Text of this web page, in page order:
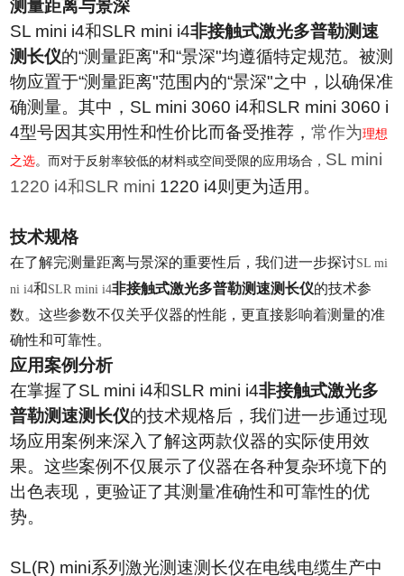
测量距离与景深
SL mini i4和SLR mini i4非接触式激光多普勒测速
测长仪的“测量距离"和“景深"均遵循特定规范。被测
物应置于“测量距离"范围内的“景深"之中，以确保准
确测量。其中， SL mini 3060 i4和SLR mini 3060 i
4型号因其实用性和性价比而备受推荐，常作为理想
之选。而对于反射率较低的材料或空间受限的应用场合， SL mini
1220 i4和SLR mini 1220 i4则更为适用。
技术规格
在了解完测量距离与景深的重要性后，我们进一步探讨SL mi
ni i4和SLR mini i4非接触式激光多普勒测速测长仪的技术参
数。这些参数不仅关乎仪器的性能，更直接影响着测量的准
确性和可靠性。
应用案例分析
在掌握了SL mini i4和SLR mini i4非接触式激光多
普勒测速测长仪的技术规格后，我们进一步通过现
场应用案例来深入了解这两款仪器的实际使用效
果。这些案例不仅展示了仪器在各种复杂环境下的
出色表现，更验证了其测量准确性和可靠性的优
势。
SL(R) mini系列激光测速测长仪在电线电缆生产中